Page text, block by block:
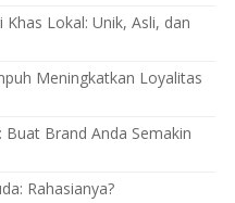
Lokal: Unik, Asli, dan
Meningkatkan Loyalitas
Brand Anda Semakin
Rahasianya?